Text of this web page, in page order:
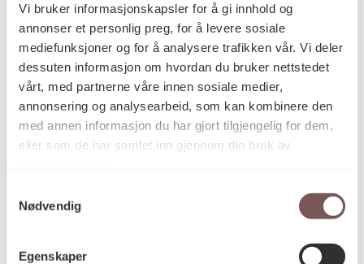
Vi bruker informasjonskapsler for å gi innhold og
annonser et personlig preg, for å levere sosiale
mediefunksjoner og for å analysere trafikken vår. Vi deler
dessuten informasjon om hvordan du bruker nettstedet
vårt, med partnerne våre innen sosiale medier,
annonsering og analysearbeid, som kan kombinere den
med annen informasjon du har gjort tilgjengelig for dem,
eller som de har samlet inn gjennom din bruk av
Nødvendig
Egenskaper
Postadresse
Postboks 6994
St. Olavs plass